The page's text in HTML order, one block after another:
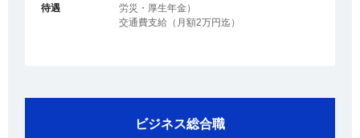
待遇
労災・厚生年金）
交通費支給（月額2万円迄）
ビジネス総合職